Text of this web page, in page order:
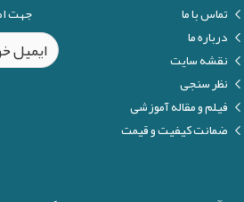
تماس با ما
درباره ما
نقشه سایت
نظر سنجی
فیلم و مقاله آموزشی
ضمانت کیفیت و قیمت
جهت